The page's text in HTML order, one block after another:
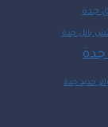
جدة
بانل جدة
جدة
حديد جدة